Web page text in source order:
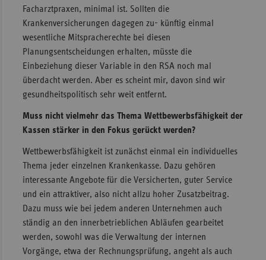
Facharztpraxen, minimal ist. Sollten die
Krankenversicherungen dagegen zu- künftig einmal
wesentliche Mitspracherechte bei diesen
Planungsentscheidungen erhalten, müsste die
Einbeziehung dieser Variable in den RSA noch mal
überdacht werden. Aber es scheint mir, davon sind wir
gesundheitspolitisch sehr weit entfernt.
Muss nicht vielmehr das Thema Wettbewerbsfähigkeit der
Kassen stärker in den Fokus gerückt werden?
Wettbewerbsfähigkeit ist zunächst einmal ein individuelles
Thema jeder einzelnen Krankenkasse. Dazu gehören
interessante Angebote für die Versicherten, guter Service
und ein attraktiver, also nicht allzu hoher Zusatzbeitrag.
Dazu muss wie bei jedem anderen Unternehmen auch
ständig an den innerbetrieblichen Abläufen gearbeitet
werden, sowohl was die Verwaltung der internen
Vorgänge, etwa der Rechnungsprüfung, angeht als auch